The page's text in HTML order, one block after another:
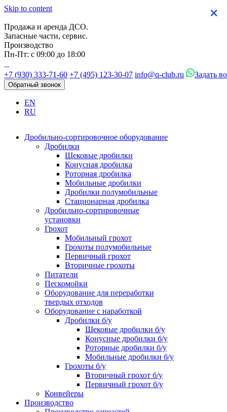
Skip to content
Продажа и аренда ДСО.
Запасные части, сервис.
Производство
Пн-Пт: с 09:00 до 18:00
+7 (930) 333-71-60 +7 (495) 123-30-07 info@q-club.ru Задать
Обратный звонок
EN
RU
Дробильно-сортировочное оборудование
Дробилки
Щековые дробилки
Конусная дробилка
Роторная дробилка
Мобильные дробилки
Дробилки полумобильные
Стационарная дробилка
Дробильно-сортировочные
установки
Грохот
Мобильный грохот
Грохоты полумобильные
Первичный грохот
Вторичные грохоты
Питатели
Пескомойки
Оборудование для переработки
твердых отходов
Оборудование с наработкой
Дробилки б/у
Щековые дробилки б/у
Конусные дробилки б/у
Роторные дробилки б/у
Мобильные дробилки б/у
Грохоты б/у
Вторичный грохот б/у
Первичный грохот б/у
Конвейеры
Производство
×
×
×
×